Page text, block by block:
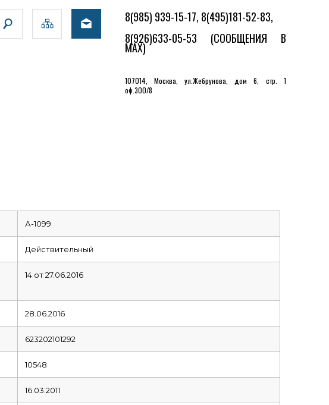
8(985) 939-15-17, 8(495)181-52-83,
8(926)633-05-53 (СООБЩЕНИЯ В
MAX)
107014, Москва, ул.Жебрунова, дом 6, стр. 1
оф.300/8
А-1099
Действительный
14 от 27.06.2016
28.06.2016
623202101292
10548
16.03.2011